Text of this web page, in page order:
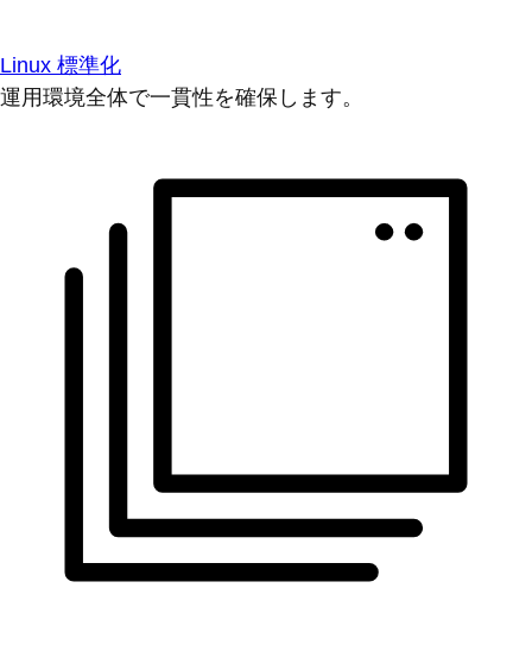
Linux 標準化
運用環境全体で一貫性を確保します。